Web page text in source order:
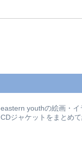
eastern youthの絵画・イ
CDジャケットをまとめ